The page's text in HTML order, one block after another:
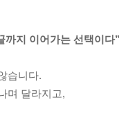
까지 이어가는 선택이다
습니다.
며 달라지고,